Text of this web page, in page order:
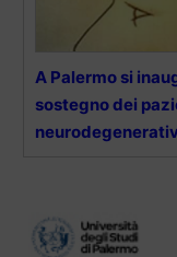
A Palermo si
sostegno dei